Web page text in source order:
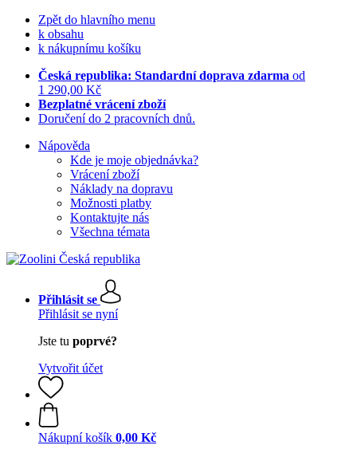
Zpět do hlavního menu
k obsahu
k nákupnímu košíku
Česká republika: Standardní doprava zdarma od
1 290,00 Kč
Bezplatné vrácení zboží
Doručení do 2 pracovních dnů.
Nápověda
Kde je moje objednávka?
Vrácení zboží
Náklady na dopravu
Možnosti platby
Kontaktujte nás
Všechna témata
Přihlásit se
Přihlásit se nyní
Jste tu poprvé?
Vytvořit účet
Nákupní košík 0,00 Kč